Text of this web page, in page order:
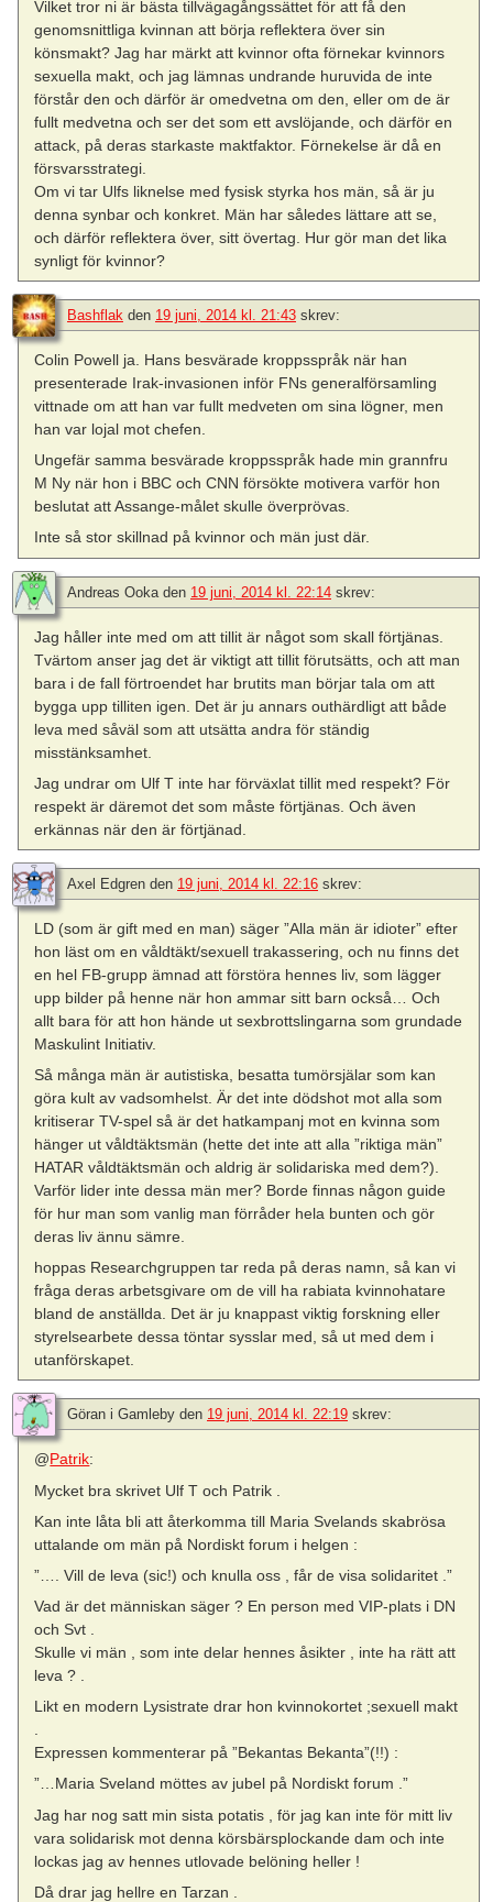
Vilket tror ni är bästa tillvägagångssättet för att få den
genomsnittliga kvinnan att börja reflektera över sin
könsmakt? Jag har märkt att kvinnor ofta förnekar kvinnors
sexuella makt, och jag lämnas undrande huruvida de inte
förstår den och därför är omedvetna om den, eller om de är
fullt medvetna och ser det som ett avslöjande, och därför en
attack, på deras starkaste maktfaktor. Förnekelse är då en
försvarsstrategi.
Om vi tar Ulfs liknelse med fysisk styrka hos män, så är ju
denna synbar och konkret. Män har således lättare att se,
och därför reflektera över, sitt övertag. Hur gör man det lika
synligt för kvinnor?
Bashflak den 19 juni, 2014 kl. 21:43 skrev:
Colin Powell ja. Hans besvärade kroppsspråk när han
presenterade Irak-invasionen inför FNs generalförsamling
vittnade om att han var fullt medveten om sina lögner, men
han var lojal mot chefen.
Ungefär samma besvärade kroppsspråk hade min grannfru
M Ny när hon i BBC och CNN försökte motivera varför hon
beslutat att Assange-målet skulle överprövas.
Inte så stor skillnad på kvinnor och män just där.
Andreas Ooka den 19 juni, 2014 kl. 22:14 skrev:
Jag håller inte med om att tillit är något som skall förtjänas.
Tvärtom anser jag det är viktigt att tillit förutsätts, och att man
bara i de fall förtroendet har brutits man börjar tala om att
bygga upp tilliten igen. Det är ju annars outhärdligt att både
leva med såväl som att utsätta andra för ständig
misstänksamhet.
Jag undrar om Ulf T inte har förväxlat tillit med respekt? För
respekt är däremot det som måste förtjänas. Och även
erkännas när den är förtjänad.
Axel Edgren den 19 juni, 2014 kl. 22:16 skrev:
LD (som är gift med en man) säger ”Alla män är idioter” efter
hon läst om en våldtäkt/sexuell trakassering, och nu finns det
en hel FB-grupp ämnad att förstöra hennes liv, som lägger
upp bilder på henne när hon ammar sitt barn också… Och
allt bara för att hon hände ut sexbrottslingarna som grundade
Maskulint Initiativ.
Så många män är autistiska, besatta tumörsjälar som kan
göra kult av vadsomhelst. Är det inte dödshot mot alla som
kritiserar TV-spel så är det hatkampanj mot en kvinna som
hänger ut våldtäktsmän (hette det inte att alla ”riktiga män”
HATAR våldtäktsmän och aldrig är solidariska med dem?).
Varför lider inte dessa män mer? Borde finnas någon guide
för hur man som vanlig man förråder hela bunten och gör
deras liv ännu sämre.
hoppas Researchgruppen tar reda på deras namn, så kan vi
fråga deras arbetsgivare om de vill ha rabiata kvinnohatare
bland de anställda. Det är ju knappast viktig forskning eller
styrelsearbete dessa töntar sysslar med, så ut med dem i
utanförskapet.
Göran i Gamleby den 19 juni, 2014 kl. 22:19 skrev:
@Patrik:
Mycket bra skrivet Ulf T och Patrik .
Kan inte låta bli att återkomma till Maria Svelands skabrösa
uttalande om män på Nordiskt forum i helgen :
”…. Vill de leva (sic!) och knulla oss , får de visa solidaritet .”
Vad är det människan säger ? En person med VIP-plats i DN
och Svt .
Skulle vi män , som inte delar hennes åsikter , inte ha rätt att
leva ? .
Likt en modern Lysistrate drar hon kvinnokortet ;sexuell makt
Expressen kommenterar på ”Bekantas Bekanta”(!!) :
”…Maria Sveland möttes av jubel på Nordiskt forum .”
Jag har nog satt min sista potatis , för jag kan inte för mitt liv
vara solidarisk mot denna körsbärsplockande dam och inte
lockas jag av hennes utlovade belöning heller !
Då drar jag hellre en Tarzan .